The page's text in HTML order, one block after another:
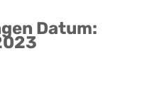
Datum: